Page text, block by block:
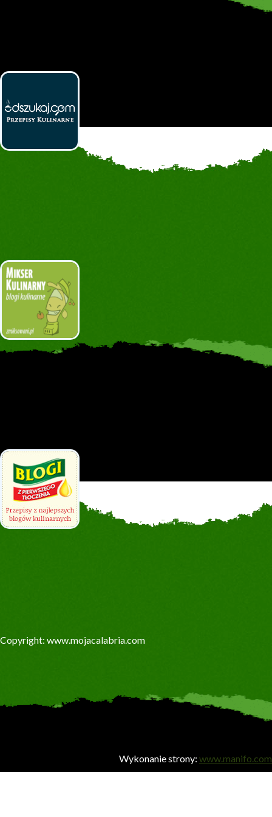
Copyright: www.mojacalabria.com
Wykonanie strony: www.manifo.com